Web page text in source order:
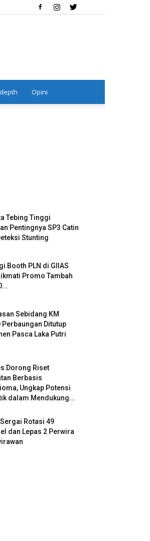
Opini
Tebing Tinggi
Pentingnya SP3 Catin
Stunting
Booth PLN di GIIAS
Promo Tambah
Sebidang KM
Perbaungan Ditutup
Pasca Laka Putri
Dorong Riset
Berbasis
Ungkap Potensi
dalam Mendukung...
Rotasi 49
dan Lepas 2 Perwira